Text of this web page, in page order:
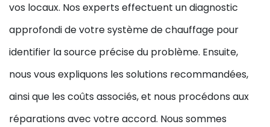
vos locaux. Nos experts effectuent un diagnostic
approfondi de votre système de chauffage pour
identifier la source précise du problème. Ensuite,
nous vous expliquons les solutions recommandées,
ainsi que les coûts associés, et nous procédons aux
réparations avec votre accord. Nous sommes